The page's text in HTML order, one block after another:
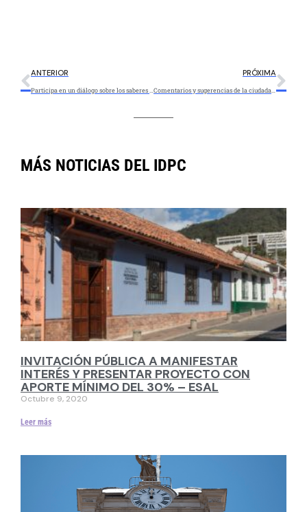
ANTERIOR PRÓXIMA
MÁS NOTICIAS DEL IDPC
INVITACIÓN PÚBLICA A MANIFESTAR
INTERÉS Y PRESENTAR PROYECTO CON
APORTE MÍNIMO DEL 30% – ESAL
Octubre 9, 2020
Leer más